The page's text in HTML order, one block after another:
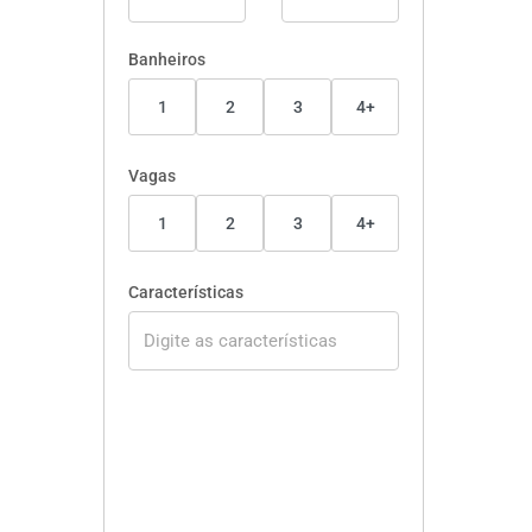
Banheiros
1 2 3 4+
Vagas
1 2 3 4+
Características